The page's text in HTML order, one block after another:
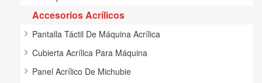
Accesorios Acrílicos
Pantalla Táctil De Máquina Acrílica
Cubierta Acrílica Para Máquina
Panel Acrílico De Michubie